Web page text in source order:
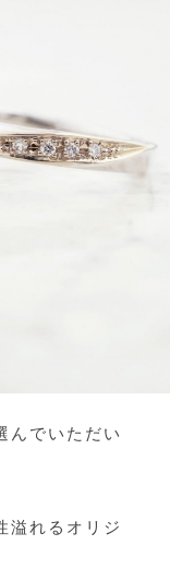
んでいただい
溢れるオリジ